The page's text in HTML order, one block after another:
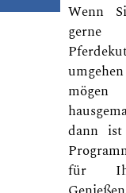
Wenn
dann
für